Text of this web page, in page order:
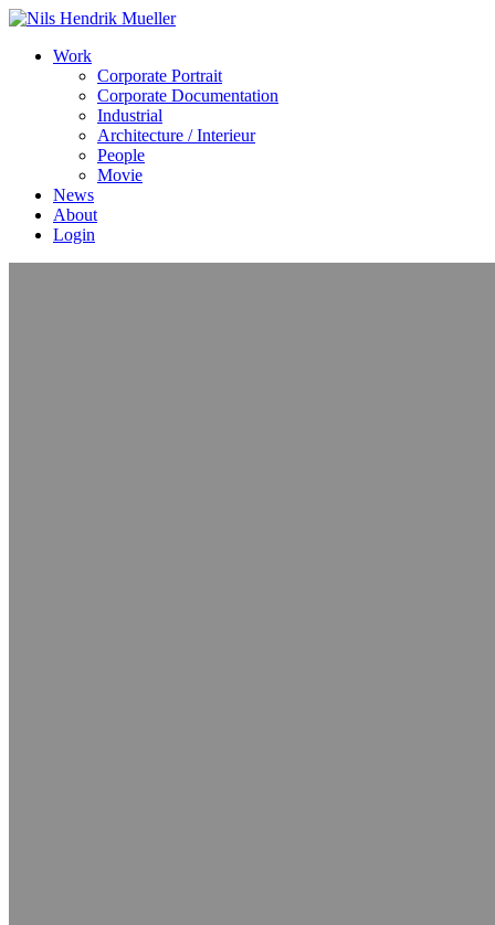
Work
Corporate Portrait
Corporate Documentation
Industrial
Architecture / Interieur
People
Movie
News
About
Login